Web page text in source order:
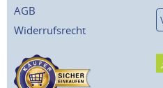
AGB
Widerrufsrecht